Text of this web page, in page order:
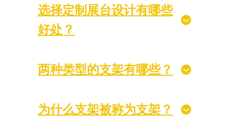
选择定制展台设计有哪些
好处？
两种类型的支架有哪些？
为什么支架被称为支架？